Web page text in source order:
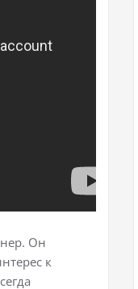
Он
к